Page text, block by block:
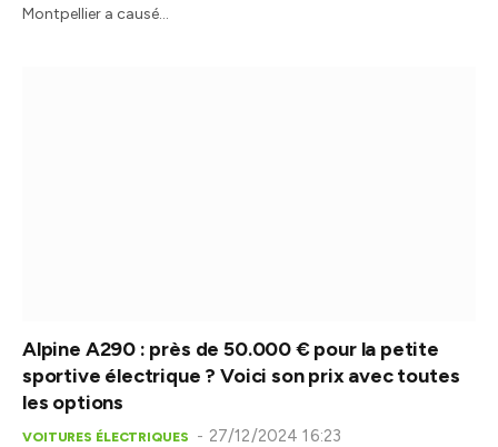
Montpellier a causé…
Alpine A290 : près de 50.000 € pour la petite
sportive électrique ? Voici son prix avec toutes
les options
VOITURES ÉLECTRIQUES 27/12/2024 16:23